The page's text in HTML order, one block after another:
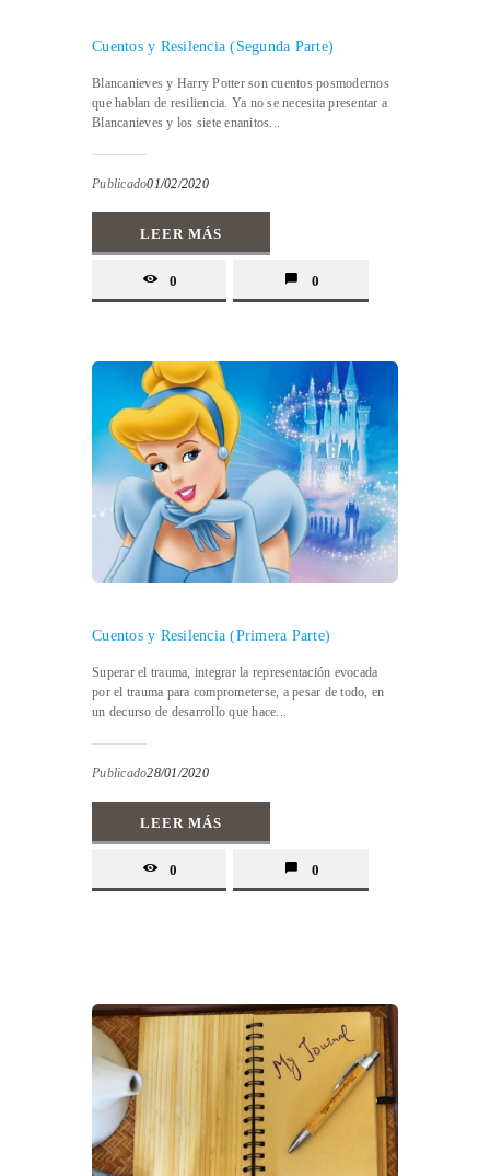
Cuentos y Resilencia (Segunda Parte)
Blancanieves y Harry Potter son cuentos posmodernos
que hablan de resiliencia. Ya no se necesita presentar a
Blancanieves y los siete enanitos...
Publicado01/02/2020
LEER MÁS
0 0
Cuentos y Resilencia (Primera Parte)
Superar el trauma, integrar la representación evocada
por el trauma para comprometerse, a pesar de todo, en
un decurso de desarrollo que hace...
Publicado28/01/2020
LEER MÁS
0 0